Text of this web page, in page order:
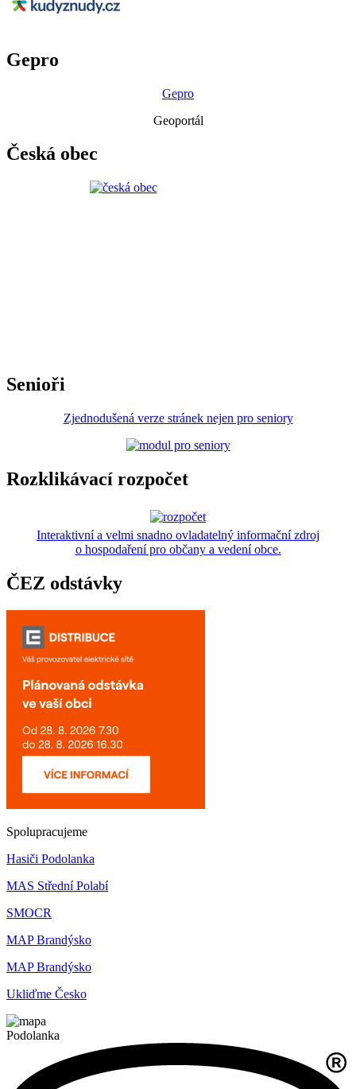
Gepro
Gepro
Geoportál
Česká obec
Senioři
Zjednodušená verze stránek nejen pro seniory
Rozklikávací rozpočet
Interaktivní a velmi snadno ovladatelný informační zdroj
o hospodaření pro občany a vedení obce.
ČEZ odstávky
Spolupracujeme
Hasiči Podolanka
MAS Střední Polabí
SMOCR
MAP Brandýsko
MAP Brandýsko
Ukliďme Česko
Podolanka